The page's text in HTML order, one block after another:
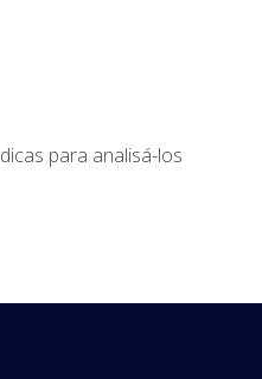
para analisá-los